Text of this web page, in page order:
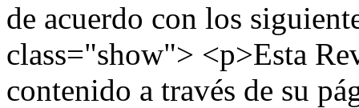
de acuerdo con los
class="show"> <p>Esta
contenido a través de su